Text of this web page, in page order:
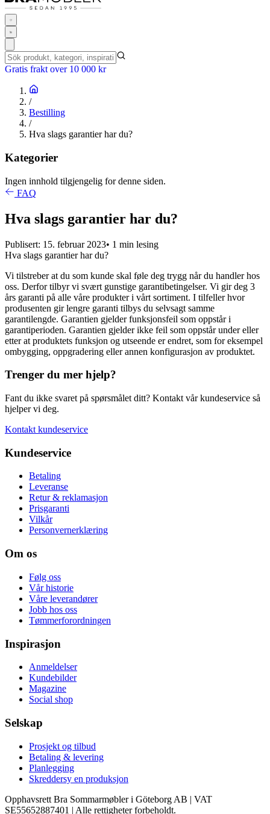
Gratis frakt over 10 000 kr
/
Bestilling
/
Hva slags garantier har du?
Kategorier
Ingen innhold tilgjengelig for denne siden.
FAQ
Hva slags garantier har du?
Publisert: 15. februar 2023• 1 min lesing
Hva slags garantier har du?
Vi tilstreber at du som kunde skal føle deg trygg når du handler hos
oss. Derfor tilbyr vi svært gunstige garantibetingelser. Vi gir deg 3
års garanti på alle våre produkter i vårt sortiment. I tilfeller hvor
produsenten gir lengre garanti tilbys du selvsagt samme
garantilengde. Garantien gjelder funksjonsfeil som oppstår i
garantiperioden. Garantien gjelder ikke feil som oppstår under eller
etter at produktets funksjon og utseende er endret, som for eksempel
ombygging, oppgradering eller annen konfigurasjon av produktet.
Trenger du mer hjelp?
Fant du ikke svaret på spørsmålet ditt? Kontakt vår kundeservice så
hjelper vi deg.
Kontakt kundeservice
Kundeservice
Betaling
Leveranse
Retur & reklamasjon
Prisgaranti
Vilkår
Personvernerklæring
Om os
Følg oss
Vår historie
Våre leverandører
Jobb hos oss
Tømmerforordningen
Inspirasjon
Anmeldelser
Kundebilder
Magazine
Social shop
Selskap
Prosjekt og tilbud
Betaling & levering
Planlegging
Skreddersy en produksjon
Opphavsrett Bra Sommarmøbler i Göteborg AB | VAT
SE55652887401 | Alle rettigheter forbeholdt.